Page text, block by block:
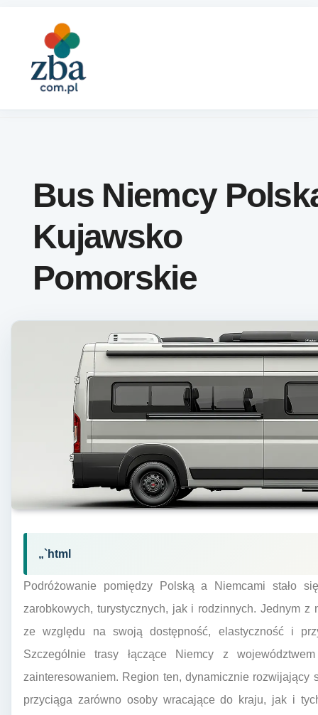
Bus Niemcy
Kujawsko
Pomorskie
„`html
Podróżowanie pomiędzy Polską a Niemcami stało
zarobkowych, turystycznych, jak i rodzinnych. Jednym
ze względu na swoją dostępność, elastyczność i
Szczególnie trasy łączące Niemcy z
zainteresowaniem. Region ten, dynamicznie rozwijający
przyciąga zarówno osoby wracające do kraju, jak i